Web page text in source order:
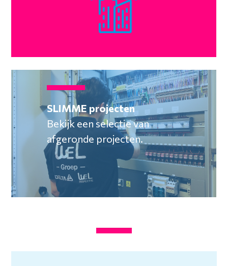
SLIMME projecten
Bekijk een selectie van
afgeronde projecten.